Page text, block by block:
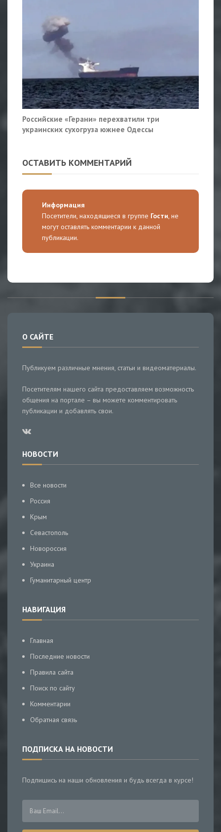
Российские «Герани» перехватили три
украинских сухогруза южнее Одессы
ОСТАВИТЬ КОММЕНТАРИЙ
Информация
Посетители, находящиеся в группе Гости, не
могут оставлять комментарии к данной
публикации.
О САЙТЕ
Публикуем различные мнения, статьи и видеоматериалы.
Посетителям нашего сайта предоставляем возможность
общения на портале – вы можете комментировать
публикации и добавлять свои.
НОВОСТИ
Все новости
Россия
Крым
Севастополь
Новороссия
Украина
Гуманитарный центр
НАВИГАЦИЯ
Главная
Последние новости
Правила сайта
Поиск по сайту
Комментарии
Обратная связь
ПОДПИСКА НА НОВОСТИ
Подпишись на наши обновления и будь всегда в курсе!